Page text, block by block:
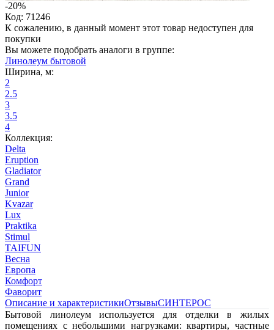
-20%
Код: 71246
К сожалению, в данный момент этот товар недоступен для
покупки
Вы можете подобрать аналоги в группе:
Линолеум бытовой
Ширина, м:
2
2.5
3
3.5
4
Коллекция:
Delta
Eruption
Gladiator
Grand
Junior
Kvazar
Lux
Praktika
Stimul
TAIFUN
Весна
Европа
Комфорт
Фаворит
Описание и характеристикиОтзывыСИНТЕРОС
Бытовой линолеум используется для отделки в жилых
помещениях с небольшими нагрузками: квартиры, частные